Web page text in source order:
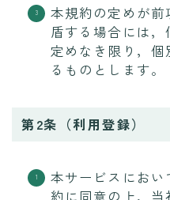
本規約の定めが
盾する場合には
定めなき限り，
るものとします。
第2条（利用登録）
本サービスにお
約に同意の上，